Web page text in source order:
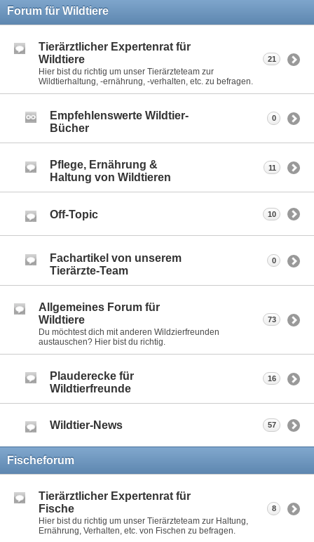
Forum für Wildtiere
Tierärztlicher Expertenrat für
Wildtiere
Hier bist du richtig um unser Tierärzteteam zur
Wildtierhaltung, -ernährung, -verhalten, etc. zu befragen.
21
Empfehlenswerte Wildtier-
Bücher
0
Pflege, Ernährung &
Haltung von Wildtieren
11
Off-Topic 10
Fachartikel von unserem
Tierärzte-Team
0
Allgemeines Forum für
Wildtiere
Du möchtest dich mit anderen Wildzierfreunden
austauschen? Hier bist du richtig.
73
Plauderecke für
Wildtierfreunde
16
Wildtier-News 57
Fischeforum
Tierärztlicher Expertenrat für
Fische
Hier bist du richtig um unser Tierärzteteam zur Haltung,
Ernährung, Verhalten, etc. von Fischen zu befragen.
8